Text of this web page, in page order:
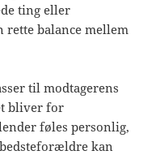
ting eller
rette balance mellem
til modtagerens
bliver for
føles personlig,
kan